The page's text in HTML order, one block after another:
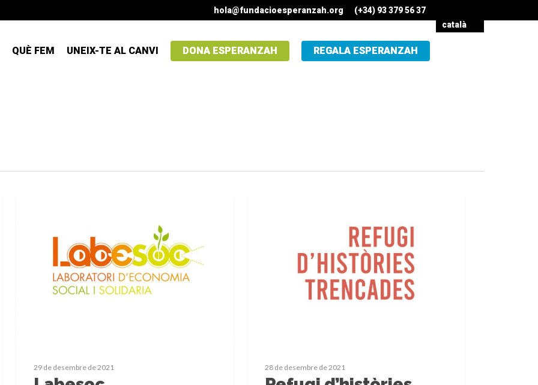
hola@fundacioesperanzah.org (+34) 93 379 56 37
QUÈ FEM UNEIX-TE AL CANVI DONA ESPERANZAH REGALA ESPERANZAH
català
29 de desembre de 2021 28 de desembre de 2021